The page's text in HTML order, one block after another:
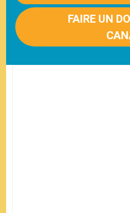
FAIRE UN